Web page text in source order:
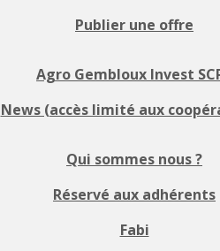
Publier une offre
Agro Gembloux Invest
News (accès limité aux
Qui sommes nous ?
Réservé aux adhérents
Fabi